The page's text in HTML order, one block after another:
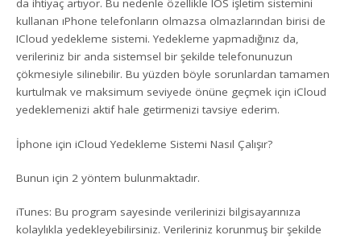
da ihtiyaç artıyor. Bu nedenle özellikle IOS işletim sistemini
kullanan ıPhone telefonların olmazsa olmazlarından birisi de
ICloud yedekleme sistemi. Yedekleme yapmadığınız da,
verileriniz bir anda sistemsel bir şekilde telefonunuzun
çökmesiyle silinebilir. Bu yüzden böyle sorunlardan tamamen
kurtulmak ve maksimum seviyede önüne geçmek için iCloud
yedeklemenizi aktif hale getirmenizi tavsiye ederim.
İphone için iCloud Yedekleme Sistemi Nasıl Çalışır?
Bunun için 2 yöntem bulunmaktadır.
iTunes: Bu program sayesinde verilerinizi bilgisayarınıza
kolaylıkla yedekleyebilirsiniz. Verileriniz korunmuş bir şekilde